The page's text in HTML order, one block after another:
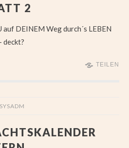
2
auf DEINEM Weg durch´s LEBEN
deckt?
TEILEN
SYSADM